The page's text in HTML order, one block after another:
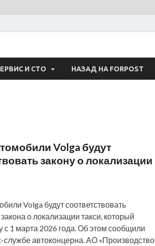
И СТО НАЗАД НА FORPOST
Volga будут
закону о локализации
Volga будут соответствовать
о локализации такси, который
с 1 марта 2026 года. Об этом сообщили
автоконцерна. АО «Производство